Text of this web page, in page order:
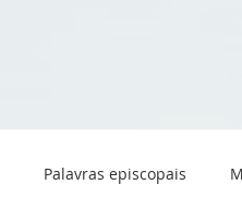
Palavras episcopais